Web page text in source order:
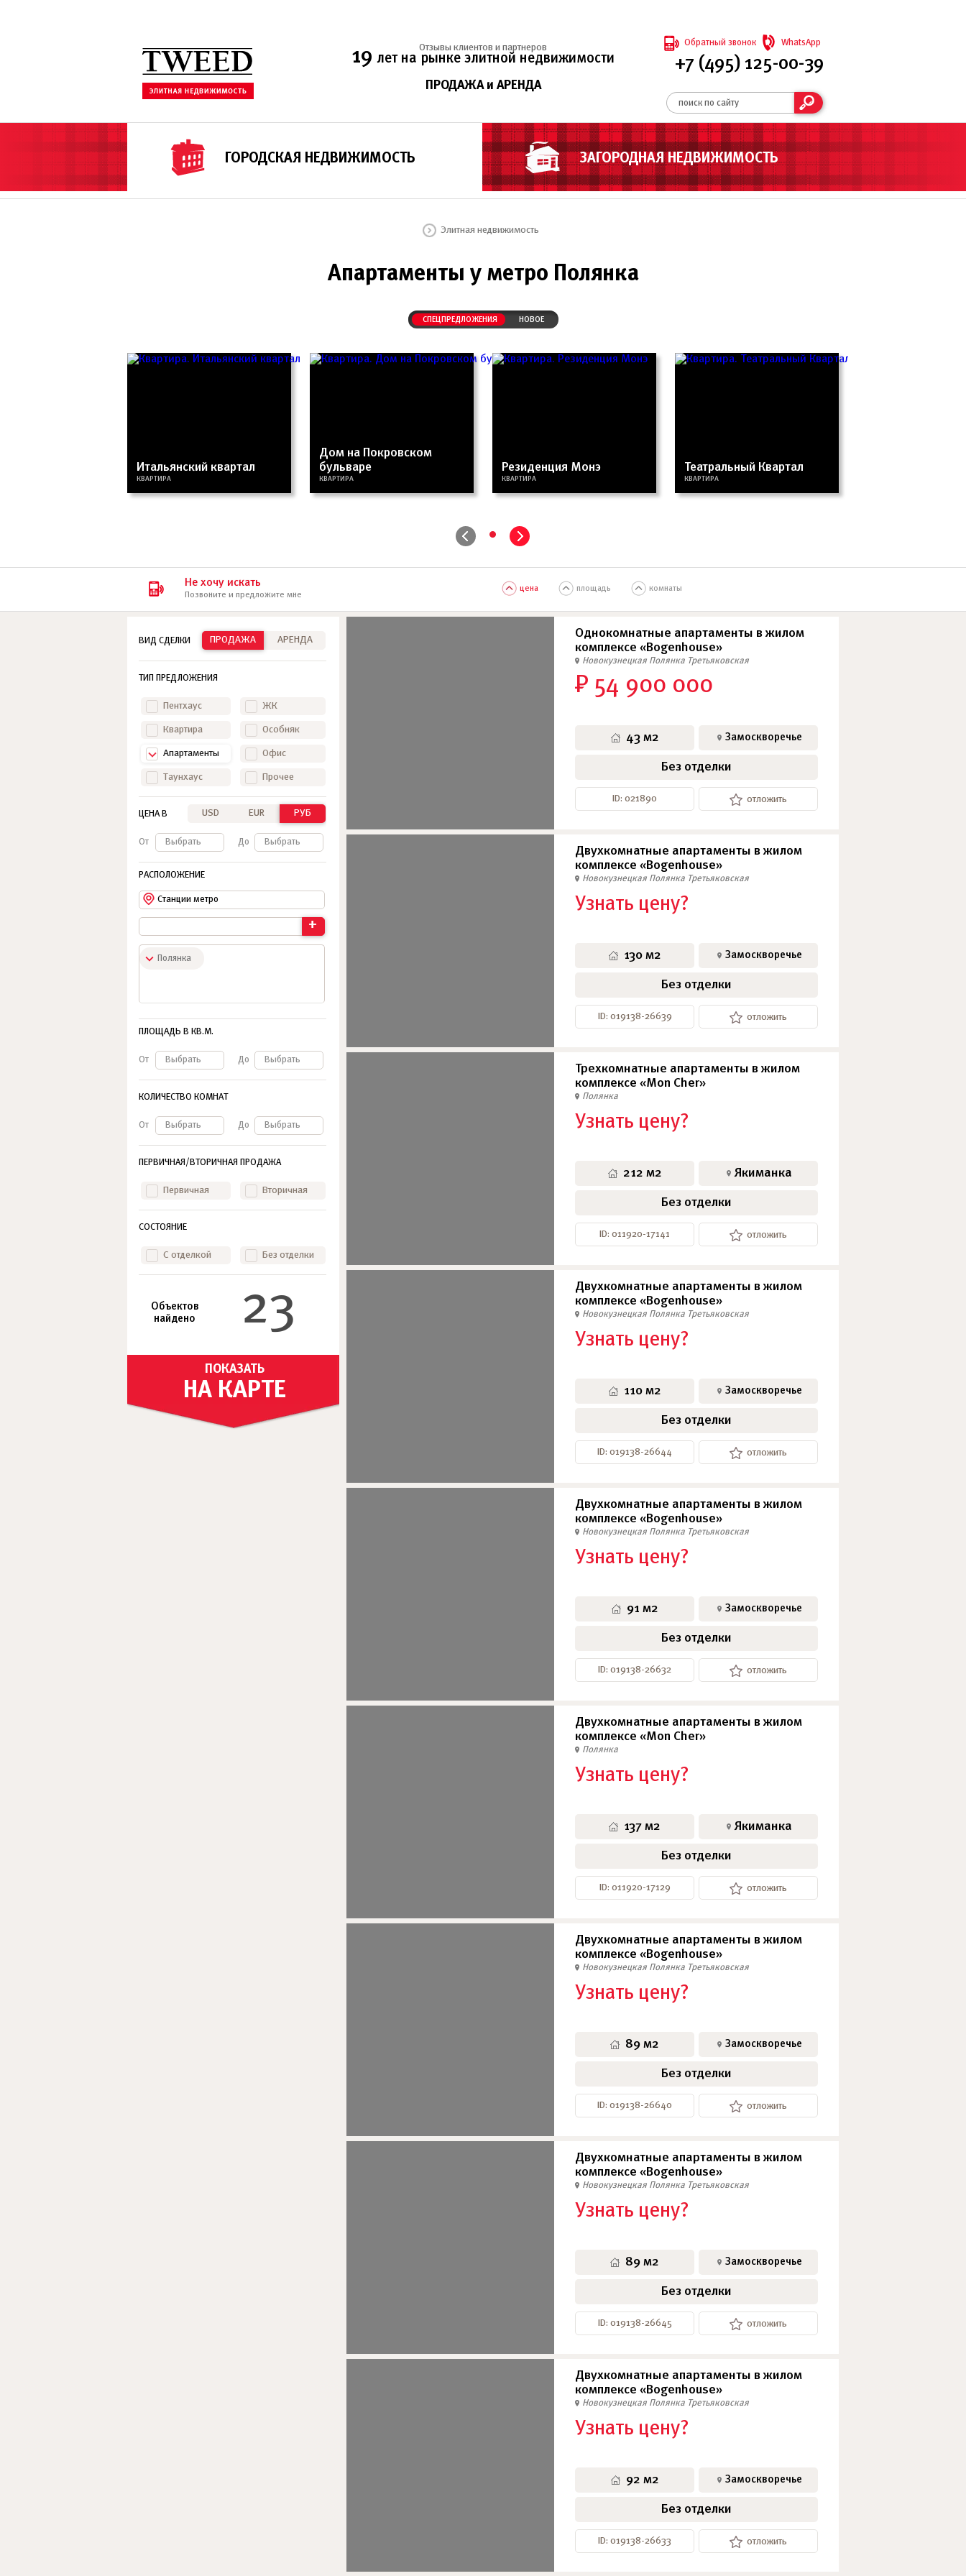
19 лет на рынке элитной недвижимости
Отзывы клиентов и партнеров
ПРОДАЖА и АРЕНДА
Обратный звонок WhatsApp
+7 (495) 125-00-39
ГОРОДСКАЯ НЕДВИЖИМОСТЬ ЗАГОРОДНАЯ НЕДВИЖИМОСТЬ
Элитная недвижимость
Апартаменты у метро Полянка
СПЕЦПРЕДЛОЖЕНИЯ НОВОЕ
Итальянский квартал
КВАРТИРА
Дом на Покровском
бульваре
КВАРТИРА
Резиденция Монэ
КВАРТИРА
Театральный Квартал
КВАРТИРА
•
Не хочу искать
Позвоните и предложите мне
цена площадь комнаты
ПРОДАЖА АРЕНДА
ВИД СДЕЛКИ
ТИП ПРЕДЛОЖЕНИЯ
Пентхаус
Квартира
Апартаменты
Таунхаус
ЖК
Особняк
Офис
Прочее
USD EUR РУБ
ЦЕНА В
От Выбрать До Выбрать
РАСПОЛОЖЕНИЕ
Станции метро
+
Полянка
ПЛОЩАДЬ В КВ.М.
От Выбрать До Выбрать
КОЛИЧЕСТВО КОМНАТ
От Выбрать До Выбрать
ПЕРВИЧНАЯ/ВТОРИЧНАЯ ПРОДАЖА
Первичная Вторичная
СОСТОЯНИЕ
С отделкой Без отделки
Объектов
найдено
23
ПОКАЗАТЬ
НА КАРТЕ
Однокомнатные апартаменты в жилом
комплексе «Bogenhouse»
Новокузнецкая Полянка Третьяковская
₽ 54 900 000
43 м2 Замоскворечье
Без отделки
ID: 021890 отложить
Двухкомнатные апартаменты в жилом
комплексе «Bogenhouse»
Новокузнецкая Полянка Третьяковская
Узнать цену?
130 м2 Замоскворечье
Без отделки
ID: 019138-26639 отложить
Трехкомнатные апартаменты в жилом
комплексе «Mon Cher»
Полянка
Узнать цену?
212 м2 Якиманка
Без отделки
ID: 011920-17141 отложить
Двухкомнатные апартаменты в жилом
комплексе «Bogenhouse»
Новокузнецкая Полянка Третьяковская
Узнать цену?
110 м2 Замоскворечье
Без отделки
ID: 019138-26644 отложить
Двухкомнатные апартаменты в жилом
комплексе «Bogenhouse»
Новокузнецкая Полянка Третьяковская
Узнать цену?
91 м2 Замоскворечье
Без отделки
ID: 019138-26632 отложить
Двухкомнатные апартаменты в жилом
комплексе «Mon Cher»
Полянка
Узнать цену?
137 м2 Якиманка
Без отделки
ID: 011920-17129 отложить
Двухкомнатные апартаменты в жилом
комплексе «Bogenhouse»
Новокузнецкая Полянка Третьяковская
Узнать цену?
89 м2 Замоскворечье
Без отделки
ID: 019138-26640 отложить
Двухкомнатные апартаменты в жилом
комплексе «Bogenhouse»
Новокузнецкая Полянка Третьяковская
Узнать цену?
89 м2 Замоскворечье
Без отделки
ID: 019138-26645 отложить
Двухкомнатные апартаменты в жилом
комплексе «Bogenhouse»
Новокузнецкая Полянка Третьяковская
Узнать цену?
92 м2 Замоскворечье
Без отделки
ID: 019138-26633 отложить